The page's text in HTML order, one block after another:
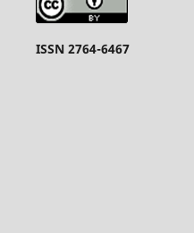
ISSN 2764-6467